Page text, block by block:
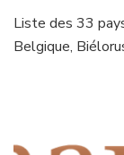
Liste des 33
Belgique,